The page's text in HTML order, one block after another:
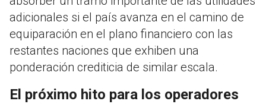
adicionales si el país avanza en el camino de
equiparación en el plano financiero con las
restantes naciones que exhiben una
ponderación crediticia de similar escala.
El próximo hito para los operadores